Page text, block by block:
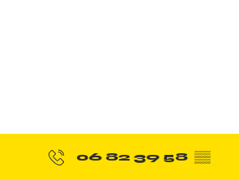
06 82 39 58 ▒▒